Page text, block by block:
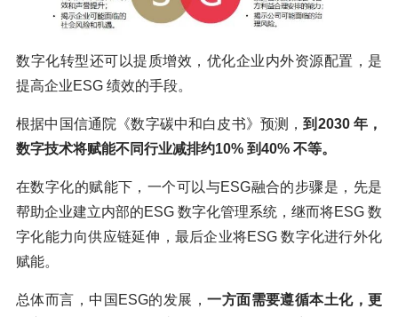
数字化转型还可以提质增效，优化企业内外资源配置，是
提高企业ESG 绩效的手段。
根据中国信通院《数字碳中和白皮书》预测，到2030 年，
数字技术将赋能不同行业减排约10% 到40% 不等。
在数字化的赋能下，一个可以与ESG融合的步骤是，先是
帮助企业建立内部的ESG 数字化管理系统，继而将ESG 数
字化能力向供应链延伸，最后企业将ESG 数字化进行外化
赋能。
总体而言，中国ESG的发展，一方面需要遵循本土化，更